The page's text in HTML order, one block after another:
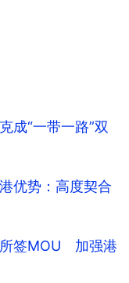
成“一带一路”双
优势：高度契合
所签MOU 加强港